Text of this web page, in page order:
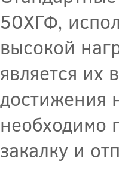
50ХГФ,
высокой
является их
достижения
необходимо
закалку и